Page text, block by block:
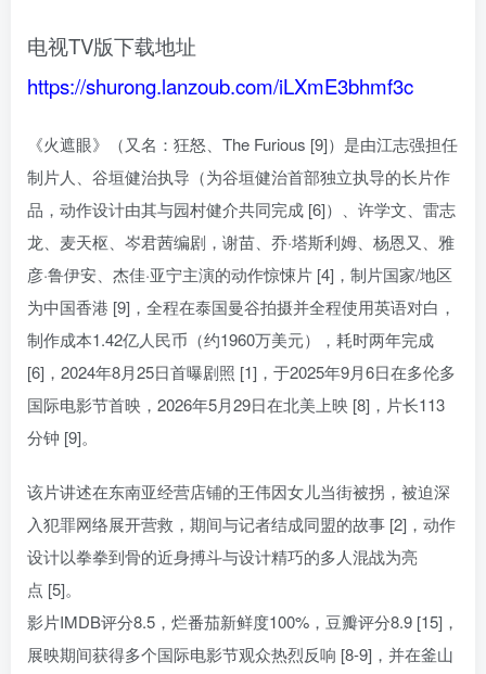
电视TV版下载地址
https://shurong.lanzoub.com/iLXmE3bhmf3c
《火遮眼》（又名：狂怒、The Furious [9]）是由江志强担任
制片人、谷垣健治执导（为谷垣健治首部独立执导的长片作
品，动作设计由其与园村健介共同完成 [6]）、许学文、雷志
龙、麦天枢、岑君茜编剧，谢苗、乔·塔斯利姆、杨恩又、雅
彦·鲁伊安、杰佳·亚宁主演的动作惊悚片 [4]，制片国家/地区
为中国香港 [9]，全程在泰国曼谷拍摄并全程使用英语对白，
制作成本1.42亿人民币（约1960万美元），耗时两年完成
[6]，2024年8月25日首曝剧照 [1]，于2025年9月6日在多伦多
国际电影节首映，2026年5月29日在北美上映 [8]，片长113
分钟 [9]。
该片讲述在东南亚经营店铺的王伟因女儿当街被拐，被迫深
入犯罪网络展开营救，期间与记者结成同盟的故事 [2]，动作
设计以拳拳到骨的近身搏斗与设计精巧的多人混战为亮
点 [5]。
影片IMDB评分8.5，烂番茄新鲜度100%，豆瓣评分8.9 [15]，
展映期间获得多个国际电影节观众热烈反响 [8-9]，并在釜山